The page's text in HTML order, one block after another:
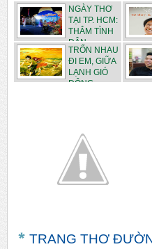
NGÀY THƠ
TẠI TP. HCM:
THẮM TÌNH
DÂN...
TRỐN NHAU
ĐI EM, GIỮA
LẠNH GIÓ
ĐÔNG...
TRANG THƠ